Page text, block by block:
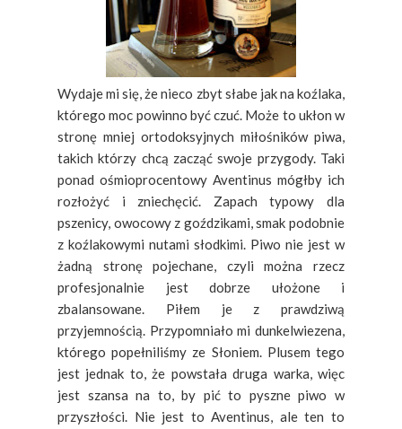
Wydaje mi się, że nieco zbyt słabe jak na koźlaka,
którego moc powinno być czuć. Może to ukłon w
stronę mniej ortodoksyjnych miłośników piwa,
takich którzy chcą zacząć swoje przygody. Taki
ponad ośmioprocentowy Aventinus mógłby ich
rozłożyć i zniechęcić. Zapach typowy dla
pszenicy, owocowy z goździkami, smak podobnie
z koźlakowymi nutami słodkimi. Piwo nie jest w
żadną stronę pojechane, czyli można rzecz
profesjonalnie jest dobrze ułożone i
zbalansowane. Piłem je z prawdziwą
przyjemnością. Przypomniało mi dunkelwiezena,
którego popełniliśmy ze Słoniem. Plusem tego
jest jednak to, że powstała druga warka, więc
jest szansa na to, by pić to pyszne piwo w
przyszłości. Nie jest to Aventinus, ale ten to